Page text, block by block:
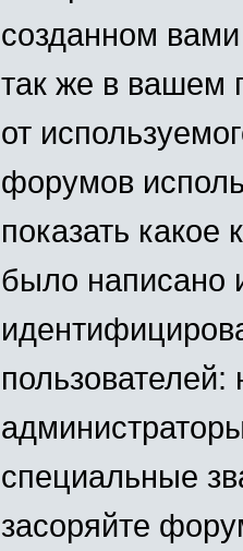
созданном
так же в вашем
от
форумов
показать какое
было написано
специальные
засоряйте